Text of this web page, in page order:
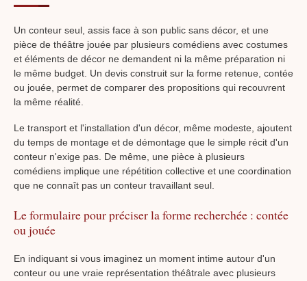
Un conteur seul, assis face à son public sans décor, et une
pièce de théâtre jouée par plusieurs comédiens avec costumes
et éléments de décor ne demandent ni la même préparation ni
le même budget. Un devis construit sur la forme retenue, contée
ou jouée, permet de comparer des propositions qui recouvrent
la même réalité.
Le transport et l'installation d'un décor, même modeste, ajoutent
du temps de montage et de démontage que le simple récit d'un
conteur n'exige pas. De même, une pièce à plusieurs
comédiens implique une répétition collective et une coordination
que ne connaît pas un conteur travaillant seul.
Le formulaire pour préciser la forme recherchée : contée
ou jouée
En indiquant si vous imaginez un moment intime autour d'un
conteur ou une vraie représentation théâtrale avec plusieurs